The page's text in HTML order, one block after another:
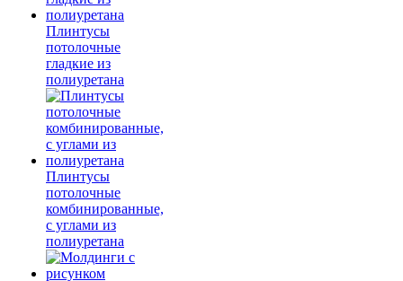
Плинтусы
потолочные
гладкие из
полиуретана
Плинтусы
потолочные
комбинированные,
с углами из
полиуретана